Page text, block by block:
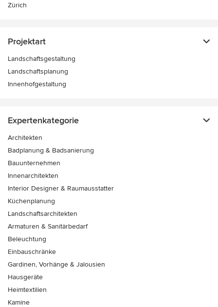
Zürich
Projektart
Landschaftsgestaltung
Landschaftsplanung
Innenhofgestaltung
Expertenkategorie
Architekten
Badplanung & Badsanierung
Bauunternehmen
Innenarchitekten
Interior Designer & Raumausstatter
Küchenplanung
Landschaftsarchitekten
Armaturen & Sanitärbedarf
Beleuchtung
Einbauschränke
Gardinen, Vorhänge & Jalousien
Hausgeräte
Heimtextilien
Kamine